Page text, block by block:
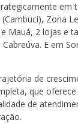
em
Zona
Mauá, 2 lojas e
E em
de
que
de